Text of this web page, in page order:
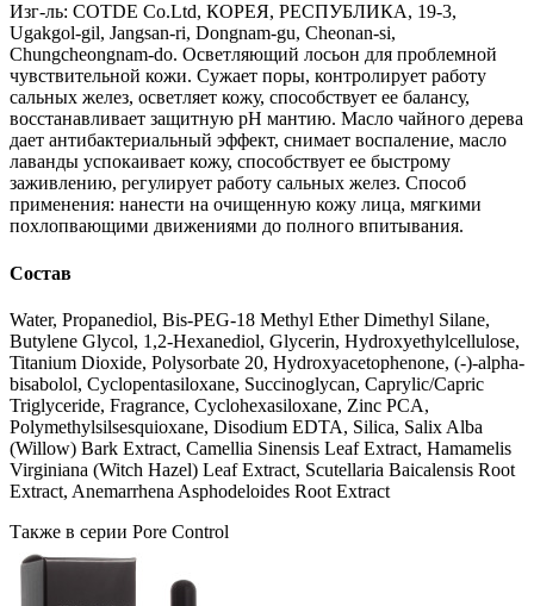
Изг-ль: COTDE Co.Ltd, КОРЕЯ, РЕСПУБЛИКА, 19-3,
Ugakgol-gil, Jangsan-ri, Dongnam-gu, Cheonan-si,
Chungcheongnam-do. Осветляющий лосьон для проблемной
чувствительной кожи. Сужает поры, контролирует работу
сальных желез, осветляет кожу, способствует ее балансу,
восстанавливает защитную рН мантию. Масло чайного дерева
дает антибактериальный эффект, снимает воспаление, масло
лаванды успокаивает кожу, способствует ее быстрому
заживлению, регулирует работу сальных желез. Способ
применения: нанести на очищенную кожу лица, мягкими
похлопвающими движениями до полного впитывания.
Состав
Water, Propanediol, Bis-PEG-18 Methyl Ether Dimethyl Silane,
Butylene Glycol, 1,2-Hexanediol, Glycerin, Hydroxyethylcellulose,
Titanium Dioxide, Polysorbate 20, Hydroxyacetophenone, (-)-alpha-
bisabolol, Cyclopentasiloxane, Succinoglycan, Caprylic/Capric
Triglyceride, Fragrance, Cyclohexasiloxane, Zinc PCA,
Polymethylsilsesquioxane, Disodium EDTA, Silica, Salix Alba
(Willow) Bark Extract, Camellia Sinensis Leaf Extract, Hamamelis
Virginiana (Witch Hazel) Leaf Extract, Scutellaria Baicalensis Root
Extract, Anemarrhena Asphodeloides Root Extract
Также в серии Pore Control